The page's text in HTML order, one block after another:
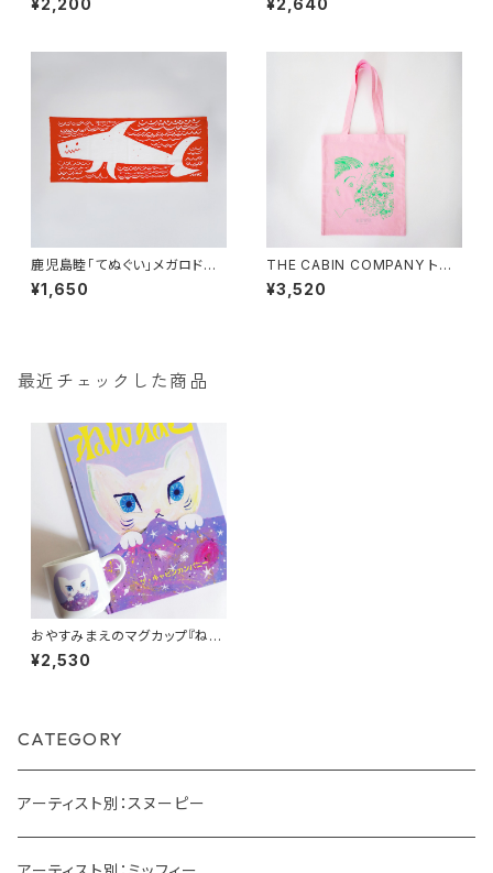
¥2,200 ¥2,640
鹿児島睦「てぬぐい」メガロドン・
レッド
¥1,650
THE CABIN COMPANY トー
トバッグ「童堂賛歌」チェリーブ
ロッサムピンク
¥3,520
最近チェックした商品
おやすみまえのマグカップ『ねん
ねこ』THE CABIN COMPANY
¥2,530
CATEGORY
アーティスト別：スヌーピー